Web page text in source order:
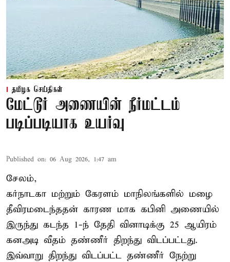
தமிழக செய்திகள்
மேட்டூர் அணையின் நீர்மட்டம்
படிப்படியாக உயர்வு
Published on: 06 Aug 2026, 1:47 am
சேலம்,
கர்நாடகா மற்றும் கேரளம் மாநிலங்களில் மழை
தீவிரமடைந்ததன் காரண மாக கபினி அணையில்
இருந்து கடந்த 1-ந் தேதி வினாடிக்கு 25 ஆயிரம்
கனஅடி வீதம் தண்ணீர் திறந்து விடப்பட்டது.
இவ்வாறு திறந்து விடப்பட்ட தண்ணீர் நேற்று